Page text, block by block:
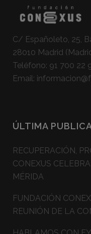
C/ Españoleto, 25,
28010 Madrid
Teléfono: 91 700 22
Email:
ÚLTIMA
RECUPERACIÓN,
CONEXUS
MÉRIDA
FUNDACIÓN
REUNIÓN DE LA